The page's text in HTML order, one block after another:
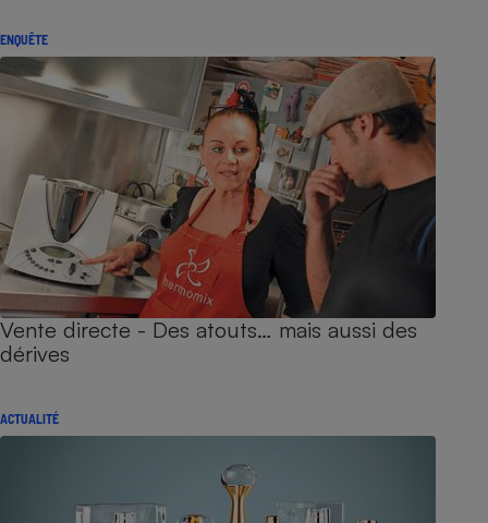
ENQUÊTE
Vente directe - Des atouts… mais aussi des
dérives
ACTUALITÉ